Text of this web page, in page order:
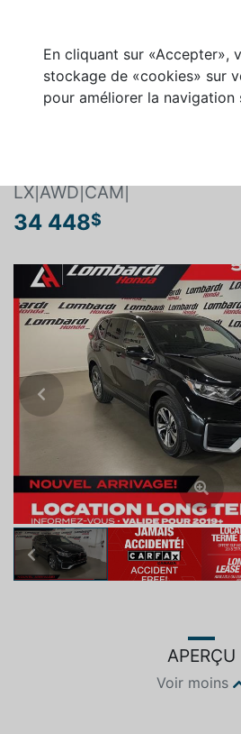
En cliquant sur «Accepter»,
stockage de «cookies» sur
pour améliorer la navigation
LX|AWD|CAM|
34 448$
Previous
Previous
APERÇU
Voir moins